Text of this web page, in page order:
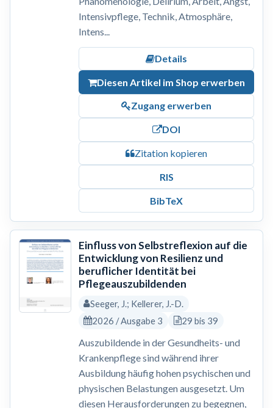
Intensivpflege, Technik, Atmosphäre,
Intens...
Details
Diesen Artikel im Shop erwerben
Zugang erwerben
DOI
Zitation kopieren
RIS
BibTeX
Einfluss von Selbstreflexion auf die
Entwicklung von Resilienz und
beruflicher Identität bei
Pflegeauszubildenden
Seeger, J.; Kellerer, J.-D.
2026 / Ausgabe 3
29 bis 39
Auszubildende in der Gesundheits- und
Krankenpflege sind während ihrer
Ausbildung häufig hohen psychischen und
physischen Belastungen ausgesetzt. Um
diesen Herausforderungen zu begegnen,